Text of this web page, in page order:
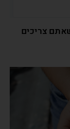
צריכים